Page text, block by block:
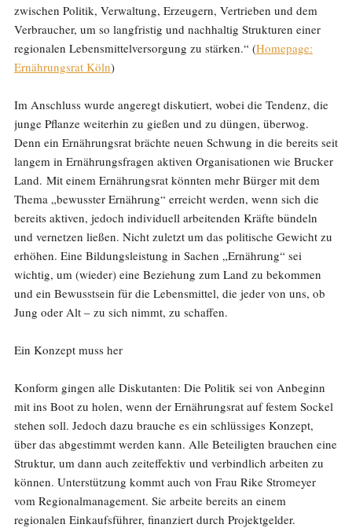
zwischen Politik, Verwaltung, Erzeugern, Vertrieben und dem
Verbraucher, um so langfristig und nachhaltig Strukturen einer
regionalen Lebensmittelversorgung zu stärken.“ (Homepage:
Ernährungsrat Köln)
Im Anschluss wurde angeregt diskutiert, wobei die Tendenz, die
junge Pflanze weiterhin zu gießen und zu düngen, überwog.
Denn ein Ernährungsrat brächte neuen Schwung in die bereits seit
langem in Ernährungsfragen aktiven Organisationen wie Brucker
Land. Mit einem Ernährungsrat könnten mehr Bürger mit dem
Thema „bewusster Ernährung“ erreicht werden, wenn sich die
bereits aktiven, jedoch individuell arbeitenden Kräfte bündeln
und vernetzen ließen. Nicht zuletzt um das politische Gewicht zu
erhöhen. Eine Bildungsleistung in Sachen „Ernährung“ sei
wichtig, um (wieder) eine Beziehung zum Land zu bekommen
und ein Bewusstsein für die Lebensmittel, die jeder von uns, ob
Jung oder Alt – zu sich nimmt, zu schaffen.
Ein Konzept muss her
Konform gingen alle Diskutanten: Die Politik sei von Anbeginn
mit ins Boot zu holen, wenn der Ernährungsrat auf festem Sockel
stehen soll. Jedoch dazu brauche es ein schlüssiges Konzept,
über das abgestimmt werden kann. Alle Beteiligten brauchen eine
Struktur, um dann auch zeiteffektiv und verbindlich arbeiten zu
können. Unterstützung kommt auch von Frau Rike Stromeyer
vom Regionalmanagement. Sie arbeite bereits an einem
regionalen Einkaufsführer, finanziert durch Projektgelder.